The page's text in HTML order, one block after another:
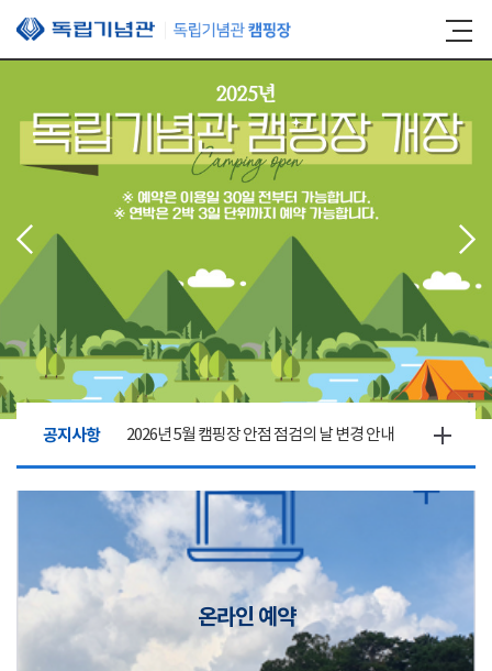
본문 바로가기
공지사항 2026년 5월 캠핑장 안점 점검의 날 변경 안내
캠핑장(9월1일~6일) 미운영 공지
2026년 5월 캠핑장 안점 점검의 날 변경 안내
온라인 예약